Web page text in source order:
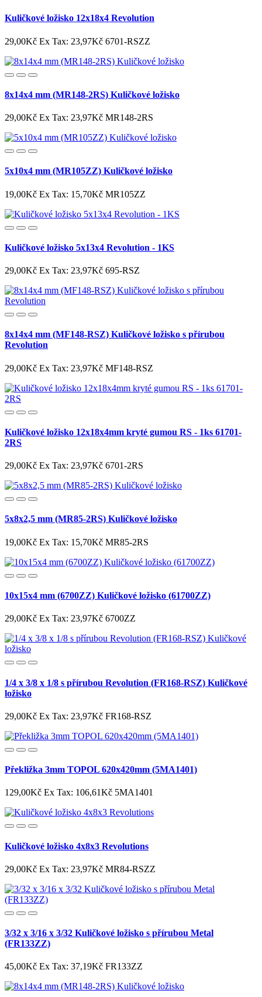
Kuličkové ložisko 12x18x4 Revolution
29,00Kč Ex Tax: 23,97Kč 6701-RSZZ
8x14x4 mm (MR148-2RS) Kuličkové ložisko
29,00Kč Ex Tax: 23,97Kč MR148-2RS
5x10x4 mm (MR105ZZ) Kuličkové ložisko
19,00Kč Ex Tax: 15,70Kč MR105ZZ
Kuličkové ložisko 5x13x4 Revolution - 1KS
29,00Kč Ex Tax: 23,97Kč 695-RSZ
8x14x4 mm (MF148-RSZ) Kuličkové ložisko s přírubou
Revolution
29,00Kč Ex Tax: 23,97Kč MF148-RSZ
Kuličkové ložisko 12x18x4mm kryté gumou RS - 1ks 61701-
2RS
29,00Kč Ex Tax: 23,97Kč 6701-2RS
5x8x2,5 mm (MR85-2RS) Kuličkové ložisko
19,00Kč Ex Tax: 15,70Kč MR85-2RS
10x15x4 mm (6700ZZ) Kuličkové ložisko (61700ZZ)
29,00Kč Ex Tax: 23,97Kč 6700ZZ
1/4 x 3/8 x 1/8 s přírubou Revolution (FR168-RSZ) Kuličkové
ložisko
29,00Kč Ex Tax: 23,97Kč FR168-RSZ
Překližka 3mm TOPOL 620x420mm (5MA1401)
129,00Kč Ex Tax: 106,61Kč 5MA1401
Kuličkové ložisko 4x8x3 Revolutions
29,00Kč Ex Tax: 23,97Kč MR84-RSZZ
3/32 x 3/16 x 3/32 Kuličkové ložisko s přírubou Metal
(FR133ZZ)
45,00Kč Ex Tax: 37,19Kč FR133ZZ